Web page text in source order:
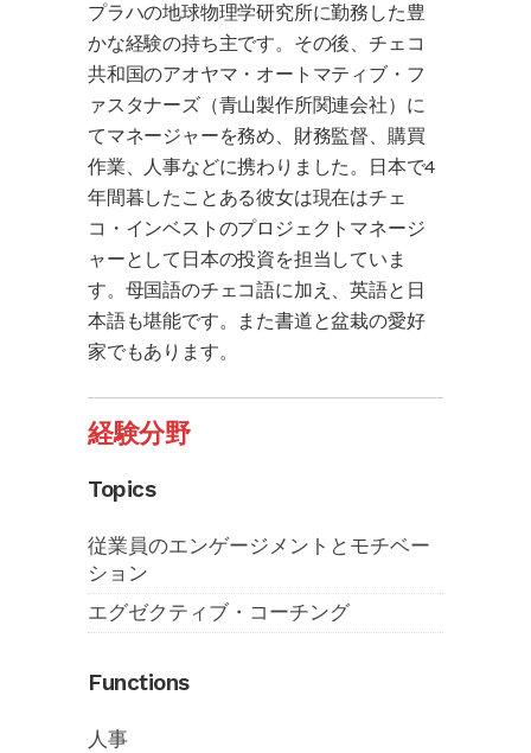
プラハの地球物理学研究所に勤務した豊
かな経験の持ち主です。その後、チェコ
共和国のアオヤマ・オートマティブ・フ
ァスタナーズ（青山製作所関連会社）に
てマネージャーを務め、財務監督、購買
作業、人事などに携わりました。日本で4
年間暮したことある彼女は現在はチェ
コ・インベストのプロジェクトマネージ
ャーとして日本の投資を担当していま
す。母国語のチェコ語に加え、英語と日
本語も堪能です。また書道と盆栽の愛好
家でもあります。
経験分野
Topics
従業員のエンゲージメントとモチベー
ション
エグゼクティブ・コーチング
Functions
人事